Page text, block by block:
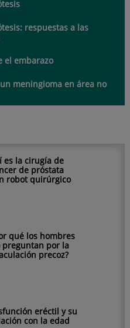
respuestas a las
el embarazo
meningioma en área no
es la cirugía de
de próstata
robot quirúrgico
qué los hombres
preguntan por la
precoz?
eréctil y su
con la edad